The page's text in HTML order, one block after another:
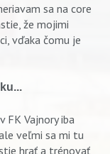
sa na core
že mojimi
vďaka čomu je
FK Vajnory iba
veľmi sa mi tu
hrať a trénovať